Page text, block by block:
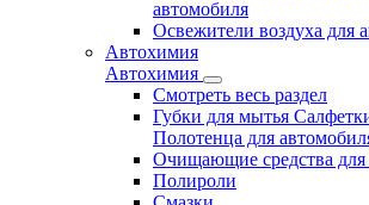
автомобиля
Освежители воздуха для
Автохимия
Автохимия
Смотреть весь раздел
Губки для мытья
Полотенца для
Очищающие средства для
Полироли